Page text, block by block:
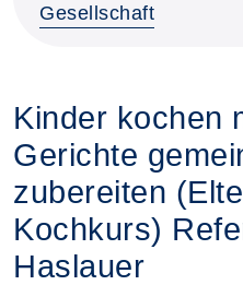
Gesellschaft
Kinder kochen
Gerichte
zubereiten
Kochkurs)
Haslauer